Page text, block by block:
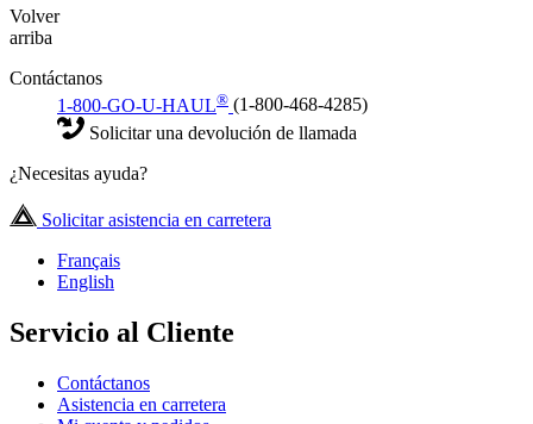
Volver
arriba
Contáctanos
1-800-GO-U-HAUL® (1-800-468-4285)
Solicitar una devolución de llamada
¿Necesitas ayuda?
Solicitar asistencia en carretera
Français
English
Servicio al Cliente
Contáctanos
Asistencia en carretera